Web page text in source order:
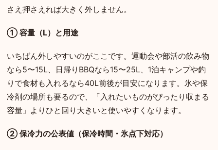
さえ押さえれば大きく外しません。
① 容量（L）と用途
いちばん外しやすいのがここです。運動会や部活の飲み物
なら5〜15L、日帰りBBQなら15〜25L、1泊キャンプや釣
りで食材も入れるなら40L前後が目安になります。氷や保
冷剤の場所も要るので、「入れたいものがぴったり収まる
容量」よりひと回り大きいと使いやすくなります。
② 保冷力の公表値（保冷時間・氷点下対応）